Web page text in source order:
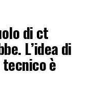
di ct
L’idea di
è